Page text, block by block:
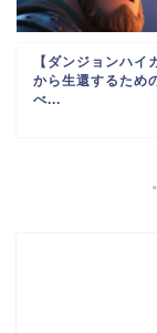
【ダンジョンハイ
から生還するため
べ...